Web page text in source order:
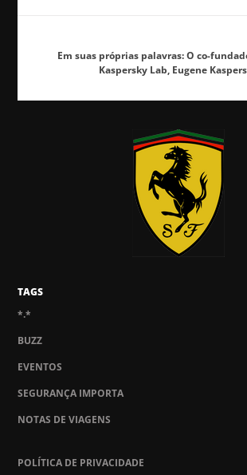
Em suas próprias palavras: O co-
Kaspersky Lab, Eugene
TAGS
*.*
BUZZ
EVENTOS
SEGURANÇA IMPORTA
NOTAS DE VIAGENS
POLÍTICA DE PRIVACIDADE